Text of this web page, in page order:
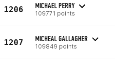
1206 MICHAEL PERRY
109771 points
1207 MICHEAL GALLAGHER
109849 points